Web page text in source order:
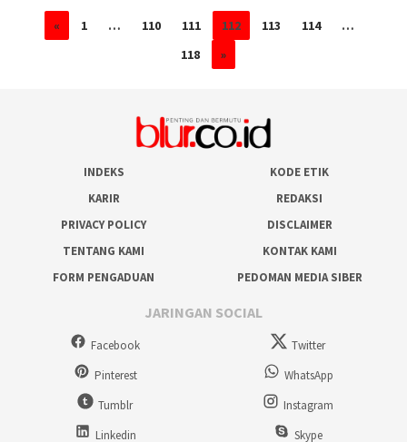
« 1 … 110 111 112 113 114
…
118
»
INDEKS
KODE ETIK
KARIR
REDAKSI
PRIVACY POLICY
DISCLAIMER
TENTANG KAMI
KONTAK KAMI
FORM PENGADUAN
PEDOMAN MEDIA SIBER
JARINGAN SOCIAL
Facebook
Twitter
Pinterest
WhatsApp
Tumblr
Instagram
Linkedin
Skype